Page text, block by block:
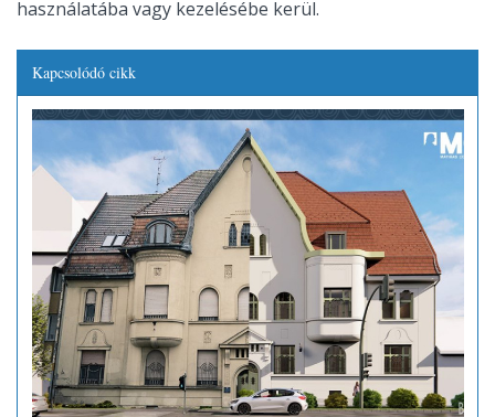
használatába vagy kezelésébe kerül.
Kapcsolódó cikk